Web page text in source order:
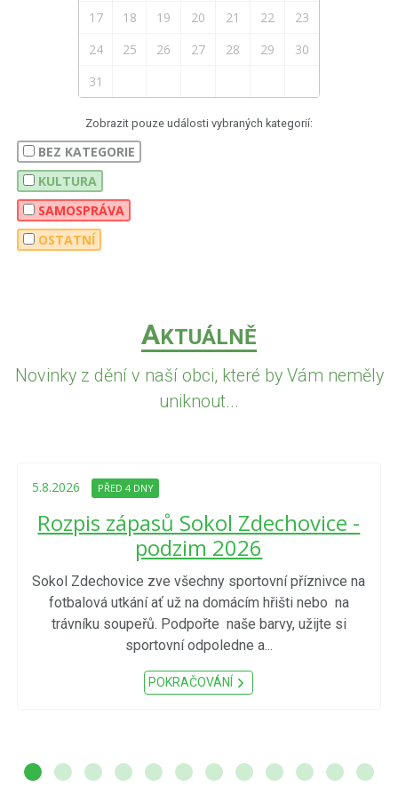
17
18 19 20 21 22
23
24
25 26 27 28 29
30
31
Zobrazit pouze události vybraných kategorií:
BEZ KATEGORIE
KULTURA
SAMOSPRÁVA
OSTATNÍ
AKTUÁLNĚ
Novinky z dění v naší obci, které by Vám neměly
uniknout...
5.8.2026 PŘED 4 DNY
Rozpis zápasů Sokol Zdechovice -
podzim 2026
Sokol Zdechovice zve všechny sportovní příznivce na
fotbalová utkání ať už na domácím hřišti nebo na
trávníku soupeřů. Podpořte naše barvy, užijte si
sportovní odpoledne a...
POKRAČOVÁNÍ